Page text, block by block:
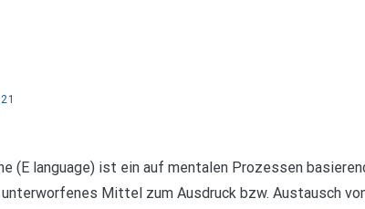
(E language) ist ein auf mentalen Prozessen
Mittel zum Ausdruck bzw. Austausch